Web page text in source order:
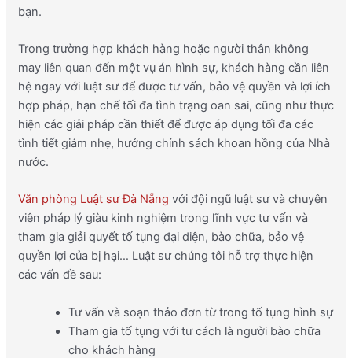
bạn.
Trong trường hợp khách hàng hoặc người thân không
may liên quan đến một vụ án hình sự, khách hàng cần liên
hệ ngay với luật sư để được tư vấn, bảo vệ quyền và lợi ích
hợp pháp, hạn chế tối đa tình trạng oan sai, cũng như thực
hiện các giải pháp cần thiết để được áp dụng tối đa các
tình tiết giảm nhẹ, hưởng chính sách khoan hồng của Nhà
nước.
Văn phòng Luật sư Đà Nẵng với đội ngũ luật sư và chuyên
viên pháp lý giàu kinh nghiệm trong lĩnh vực tư vấn và
tham gia giải quyết tố tụng đại diện, bào chữa, bảo vệ
quyền lợi của bị hại… Luật sư chúng tôi hỗ trợ thực hiện
các vấn đề sau:
Tư vấn và soạn thảo đơn từ trong tố tụng hình sự
Tham gia tố tụng với tư cách là người bào chữa
cho khách hàng